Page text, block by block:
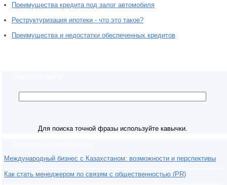
Преимущества кредита под залог автомобиля
Реструктуризация ипотеки - что это такое?
Преимущества и недостатки обеспеченных кредитов
Для поиска точной фразы используйте кавычки.
Международный бизнес с Казахстаном: возможности и перспективы
Как стать менеджером по связям с общественностью (PR)